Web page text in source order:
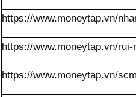
https://www.moneytap.vn/
https://www.moneytap.vn/
https://www.moneytap.vn/